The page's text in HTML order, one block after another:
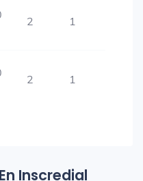
2 1
2 1
Inscredial